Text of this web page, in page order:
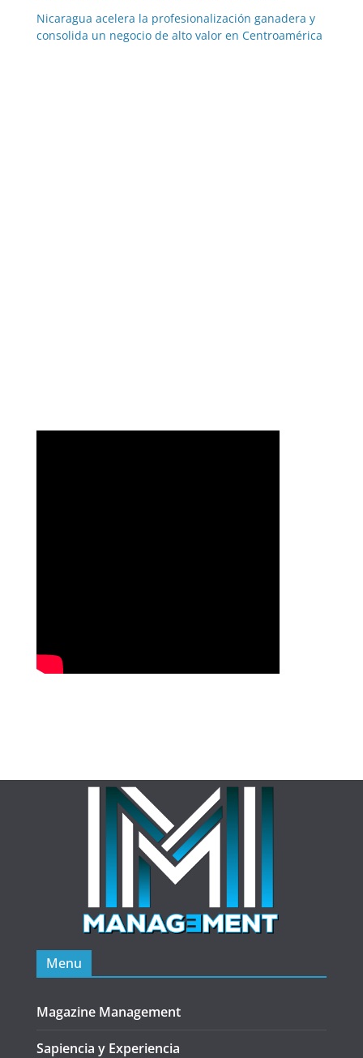
Nicaragua acelera la profesionalización ganadera y
consolida un negocio de alto valor en Centroamérica
Menu
Magazine Management
Sapiencia y Experiencia